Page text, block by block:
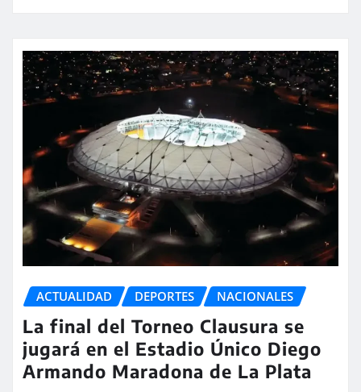
ACTUALIDAD DEPORTES NACIONALES
La final del Torneo Clausura se
jugará en el Estadio Único Diego
Armando Maradona de La Plata